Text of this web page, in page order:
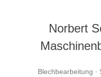
Norbert
Blechbearbeitung ·